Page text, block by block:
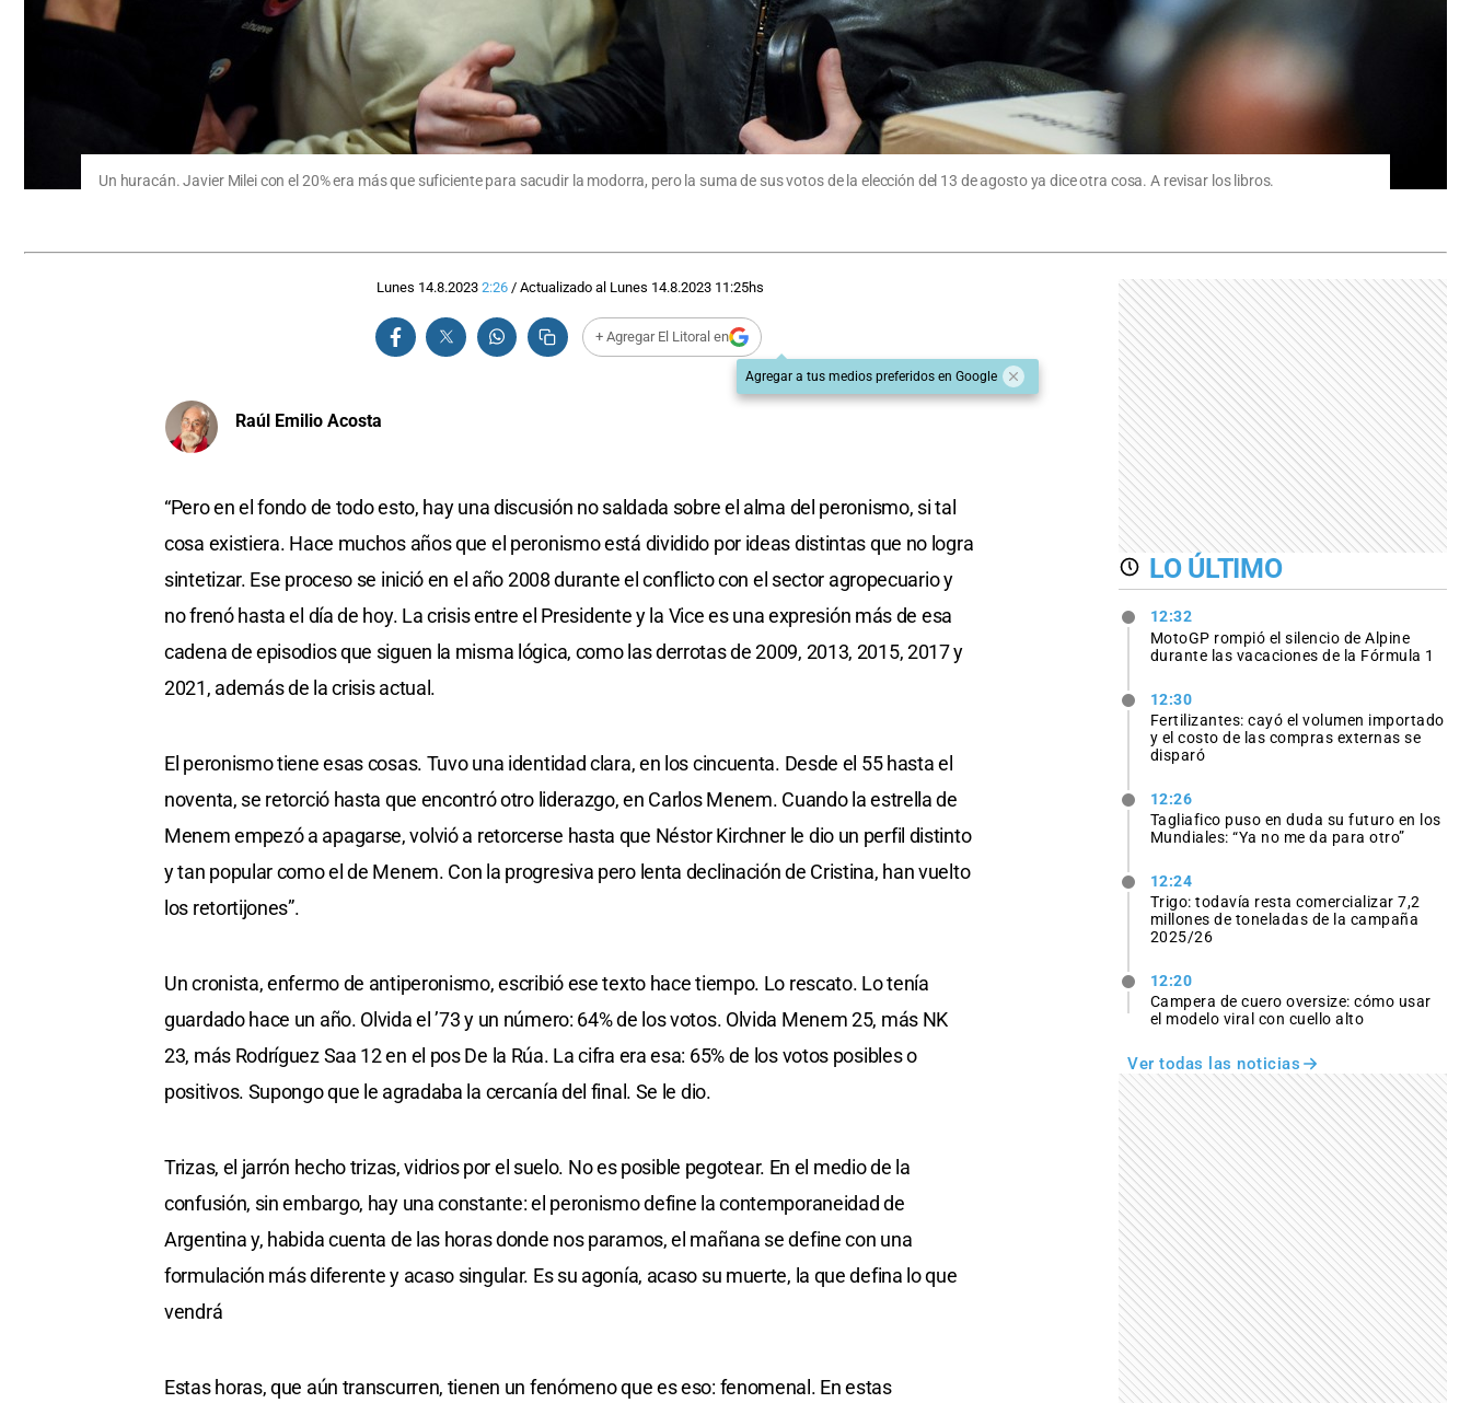
Un huracán. Javier Milei con el 20% era más que suficiente para sacudir la modorra, pero la suma de sus votos de la elección del 13 de agosto ya dice otra cosa. A revisar los libros.
Lunes 14.8.2023 2:26 / Actualizado al Lunes 14.8.2023 11:25hs
+ Agregar El Litoral en
Agregar a tus medios preferidos en Google
Raúl Emilio Acosta
“Pero en el fondo de todo esto, hay una discusión no saldada sobre el alma del peronismo, si tal
cosa existiera. Hace muchos años que el peronismo está dividido por ideas distintas que no logra
sintetizar. Ese proceso se inició en el año 2008 durante el conflicto con el sector agropecuario y
no frenó hasta el día de hoy. La crisis entre el Presidente y la Vice es una expresión más de esa
cadena de episodios que siguen la misma lógica, como las derrotas de 2009, 2013, 2015, 2017 y
2021, además de la crisis actual.
El peronismo tiene esas cosas. Tuvo una identidad clara, en los cincuenta. Desde el 55 hasta el
noventa, se retorció hasta que encontró otro liderazgo, en Carlos Menem. Cuando la estrella de
Menem empezó a apagarse, volvió a retorcerse hasta que Néstor Kirchner le dio un perfil distinto
y tan popular como el de Menem. Con la progresiva pero lenta declinación de Cristina, han vuelto
los retortijones”.
Un cronista, enfermo de antiperonismo, escribió ese texto hace tiempo. Lo rescato. Lo tenía
guardado hace un año. Olvida el ’73 y un número: 64% de los votos. Olvida Menem 25, más NK
23, más Rodríguez Saa 12 en el pos De la Rúa. La cifra era esa: 65% de los votos posibles o
positivos. Supongo que le agradaba la cercanía del final. Se le dio.
Trizas, el jarrón hecho trizas, vidrios por el suelo. No es posible pegotear. En el medio de la
confusión, sin embargo, hay una constante: el peronismo define la contemporaneidad de
Argentina y, habida cuenta de las horas donde nos paramos, el mañana se define con una
formulación más diferente y acaso singular. Es su agonía, acaso su muerte, la que defina lo que
vendrá
Estas horas, que aún transcurren, tienen un fenómeno que es eso: fenomenal. En estas
LO ÚLTIMO
12:32
MotoGP rompió el silencio de Alpine
durante las vacaciones de la Fórmula 1
12:30
Fertilizantes: cayó el volumen importado
y el costo de las compras externas se
disparó
12:26
Tagliafico puso en duda su futuro en los
Mundiales: “Ya no me da para otro”
12:24
Trigo: todavía resta comercializar 7,2
millones de toneladas de la campaña
2025/26
12:20
Campera de cuero oversize: cómo usar
el modelo viral con cuello alto
Ver todas las noticias